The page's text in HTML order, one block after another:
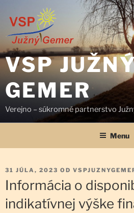
VSP
GEMER
Verejno – súkromné partnerstvo
Menu
PUBLIKOVANÉ
31 JÚLA, 2023 OD
Informácia o
indikatívnej výške